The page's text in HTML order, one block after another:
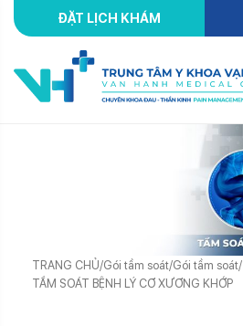
ĐẶT LỊCH KHÁM
TRANG CHỦ/Gói tầm soát/Gói tầm soát/
TẦM SOÁT BỆNH LÝ CƠ XƯƠNG KHỚP